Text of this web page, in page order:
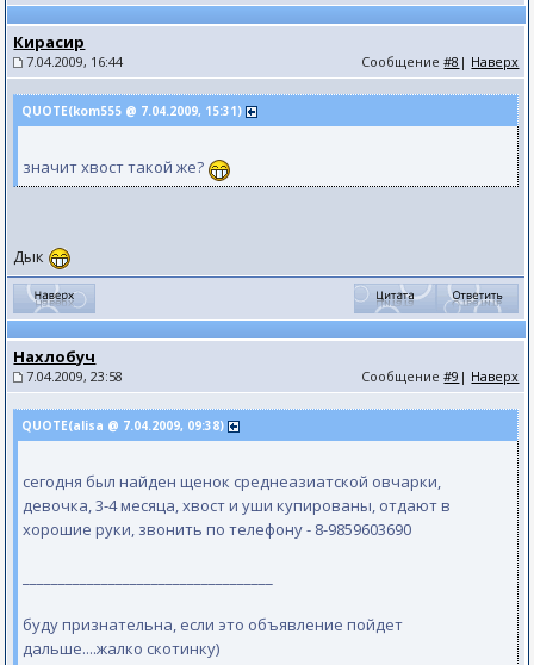
Кирасир
7.04.2009, 16:44 Сообщение#8 | Наверх
QUOTE(kom555 @ 7.04.2009, 15:31)
значит хвост такой же?
Дык
Нахлобуч
7.04.2009, 23:58 Сообщение#9 | Наверх
QUOTE(аlisа @ 7.04.2009, 09:38)
сегодня был найден щенок среднеазиатской овчарки,
девочка, 3-4 месяца, хвост и уши купированы, отдают в
хорошие руки, звонить по телефону - 8-9859603690
буду признательна, если это объявление пойдет
дальше....жалко скотинку)